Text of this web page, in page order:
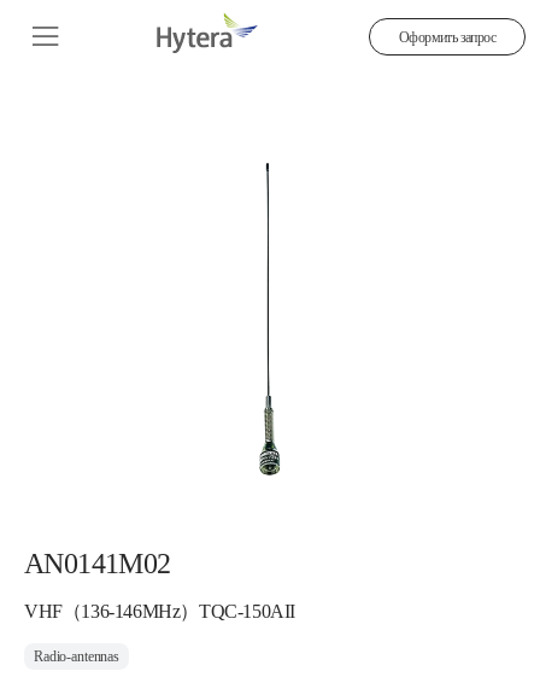
Оформить запрос
AN0141M02
VHF（136-146MHz）TQC-150AII
Radio-antennas